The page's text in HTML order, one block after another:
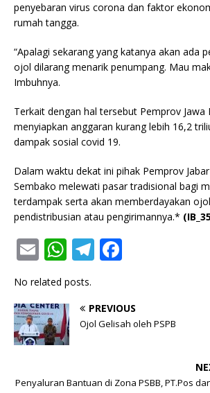
penyebaran virus corona dan faktor
rumah tangga.
“Apalagi sekarang yang katanya akan ada
ojol dilarang menarik penumpang. Mau
Imbuhnya.
Terkait dengan hal tersebut Pemprov Jawa
menyiapkan anggaran kurang lebih 16,2
dampak sosial covid 19.
Dalam waktu dekat ini pihak Pemprov
Sembako melewati pasar tradisional bagi
terdampak serta akan memberdayakan
pendistribusian atau pengirimannya.*
E
m
ai
l
W
at
s
A
p
T
g e
o
No related posts.
PREVIOUS
Ojol Gelisah oleh PSPB
Penyaluran Bantuan di Zona PSBB, PT.Pos